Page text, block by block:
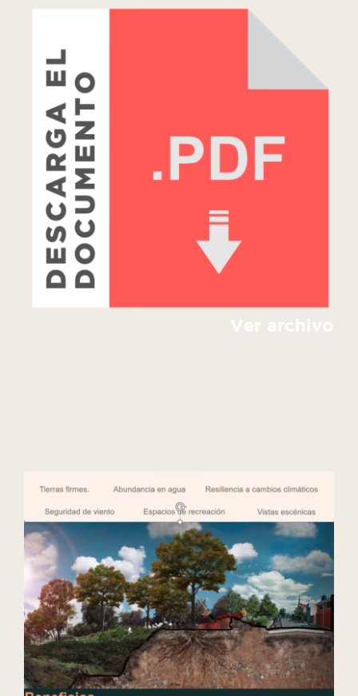
Ver archivo